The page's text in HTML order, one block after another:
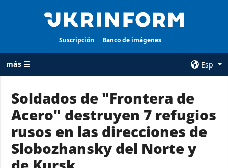
Suscripción Banco de imágenes
más ☰
Esp
TODAS LAS
Guerra
Reconstrucción
AGENCIA
sobre la agencia
contacto
condiciones de
Soldados de "Frontera de
Acero" destruyen 7 refugios
rusos en las direcciones de
Slobozhansky del Norte y